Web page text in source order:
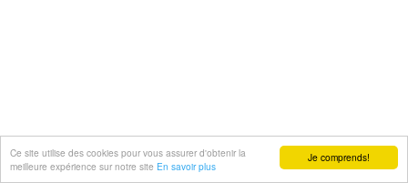
Je comprends!
Ce site utilise des cookies pour vous assurer d'obtenir la
meilleure expérience sur notre site En savoir plus